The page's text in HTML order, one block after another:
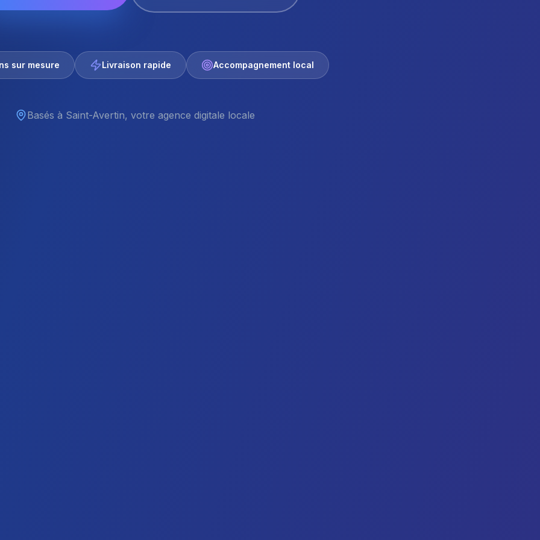
sur mesure Livraison rapide Accompagnement local
Basés à Saint-Avertin, votre agence digitale locale